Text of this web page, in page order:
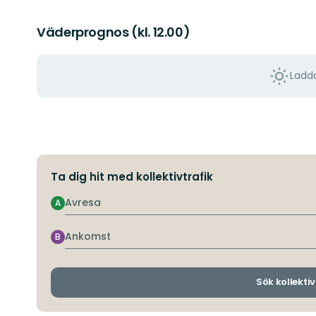
Väderprognos (kl. 12.00)
Ta dig hit med kollektivtrafik
Avresa
A
Ankomst
B
Sök